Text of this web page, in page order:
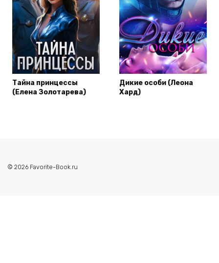
Тайна принцессы
(Елена Золотарева)
Дикие особи (Леона
Хард)
© 2026 Favorite-Book.ru